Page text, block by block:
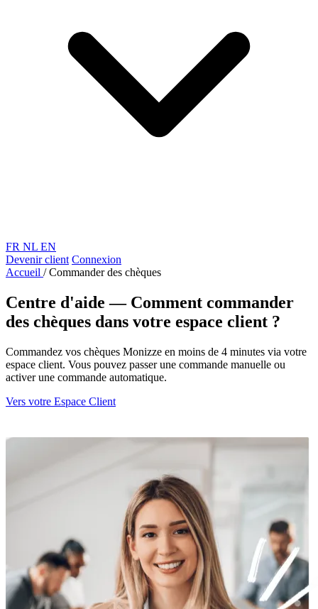
FR NL EN
Devenir client Connexion
Accueil / Commander des chèques
Centre d'aide — Comment commander
des chèques dans votre espace client ?
Commandez vos chèques Monizze en moins de 4 minutes via votre
espace client. Vous pouvez passer une commande manuelle ou
activer une commande automatique.
Vers votre Espace Client